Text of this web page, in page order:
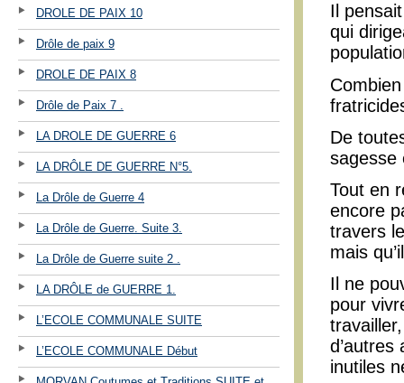
DROLE DE PAIX 10
Drôle de paix 9
DROLE DE PAIX 8
Drôle de Paix 7 .
LA DROLE DE GUERRE 6
LA DRÔLE DE GUERRE N°5.
La Drôle de Guerre 4
La Drôle de Guerre. Suite 3.
La Drôle de Guerre suite 2 .
LA DRÔLE de GUERRE 1.
L’ECOLE COMMUNALE SUITE
L’ECOLE COMMUNALE Début
Il
qui
De
sagesse
Tout en
encore
travers
mais
Il ne
pour
inutiles